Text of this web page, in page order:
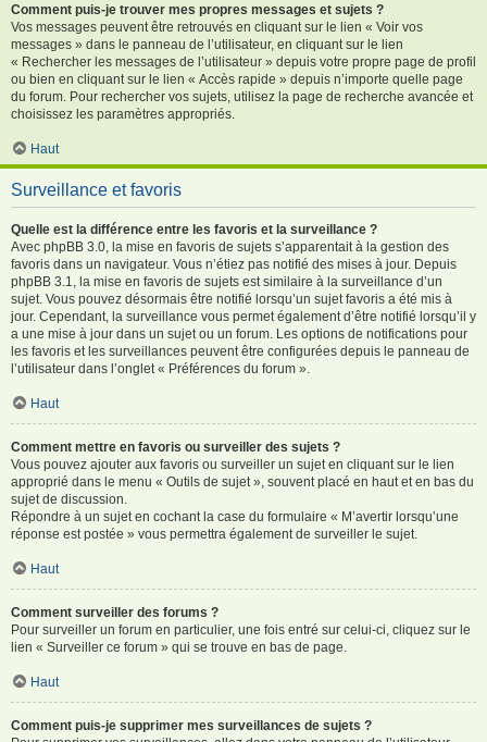
Comment puis-je trouver mes propres messages et sujets ?
Vos messages peuvent être retrouvés en cliquant sur le lien « Voir vos
messages » dans le panneau de l’utilisateur, en cliquant sur le lien
« Rechercher les messages de l’utilisateur » depuis votre propre page de profil
ou bien en cliquant sur le lien « Accès rapide » depuis n’importe quelle page
du forum. Pour rechercher vos sujets, utilisez la page de recherche avancée et
choisissez les paramètres appropriés.
Haut
Surveillance et favoris
Quelle est la différence entre les favoris et la surveillance ?
Avec phpBB 3.0, la mise en favoris de sujets s’apparentait à la gestion des
favoris dans un navigateur. Vous n’étiez pas notifié des mises à jour. Depuis
phpBB 3.1, la mise en favoris de sujets est similaire à la surveillance d’un
sujet. Vous pouvez désormais être notifié lorsqu’un sujet favoris a été mis à
jour. Cependant, la surveillance vous permet également d’être notifié lorsqu’il y
a une mise à jour dans un sujet ou un forum. Les options de notifications pour
les favoris et les surveillances peuvent être configurées depuis le panneau de
l’utilisateur dans l’onglet « Préférences du forum ».
Haut
Comment mettre en favoris ou surveiller des sujets ?
Vous pouvez ajouter aux favoris ou surveiller un sujet en cliquant sur le lien
approprié dans le menu « Outils de sujet », souvent placé en haut et en bas du
sujet de discussion.
Répondre à un sujet en cochant la case du formulaire « M’avertir lorsqu’une
réponse est postée » vous permettra également de surveiller le sujet.
Haut
Comment surveiller des forums ?
Pour surveiller un forum en particulier, une fois entré sur celui-ci, cliquez sur le
lien « Surveiller ce forum » qui se trouve en bas de page.
Haut
Comment puis-je supprimer mes surveillances de sujets ?